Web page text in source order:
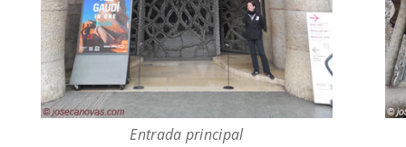
Entrada principal